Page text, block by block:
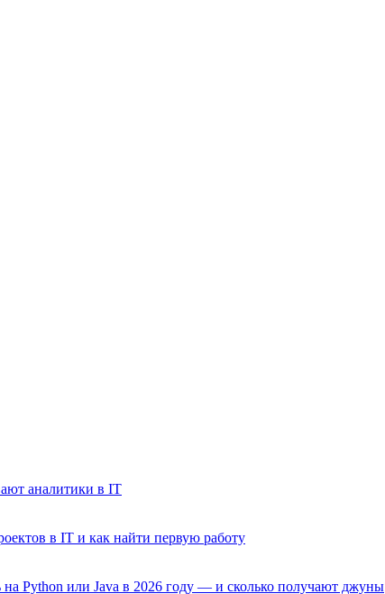
аналитики в IT
в IT и как найти первую работу
на Python или Java в 2026 году — и сколько получают джуны